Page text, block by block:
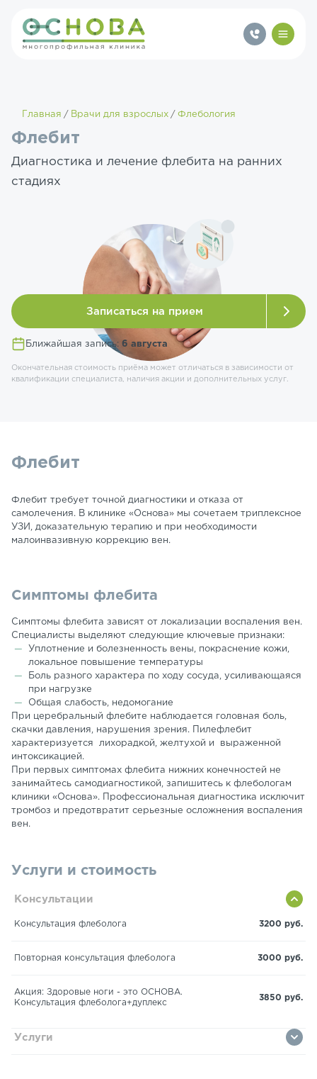
Главная Врачи для взрослых Флебология
Флебит
Диагностика и лечение флебита на ранних
стадиях
Ближайшая запись: 6 августа
Записаться на прием
Окончательная стоимость приёма может отличаться в зависимости от
квалификации специалиста, наличия акции и дополнительных услуг.
Флебит
Флебит требует точной диагностики и отказа от
самолечения. В клинике «Основа» мы сочетаем триплексное
УЗИ, доказательную терапию и при необходимости
малоинвазивную коррекцию вен.
Симптомы флебита
Симптомы флебита зависят от локализации воспаления вен.
Специалисты выделяют следующие ключевые признаки:
Уплотнение и болезненность вены, покраснение кожи,
локальное повышение температуры
Боль разного характера по ходу сосуда, усиливающаяся
при нагрузке
Общая слабость, недомогание
При церебральный флебите наблюдается головная боль,
скачки давления, нарушения зрения. Пилефлебит
характеризуется лихорадкой, желтухой и выраженной
интоксикацией.
При первых симптомах флебита нижних конечностей не
занимайтесь самодиагностикой, запишитесь к флебологам
клиники «Основа». Профессиональная диагностика исключит
тромбоз и предотвратит серьезные осложнения воспаления
вен.
Услуги и стоимость
Консультации
Консультация флеболога 3200 руб.
Повторная консультация флеболога 3000 руб.
Акция: Здоровые ноги - это ОСНОВА.
Консультация флеболога+дуплекс
3850 руб.
Услуги